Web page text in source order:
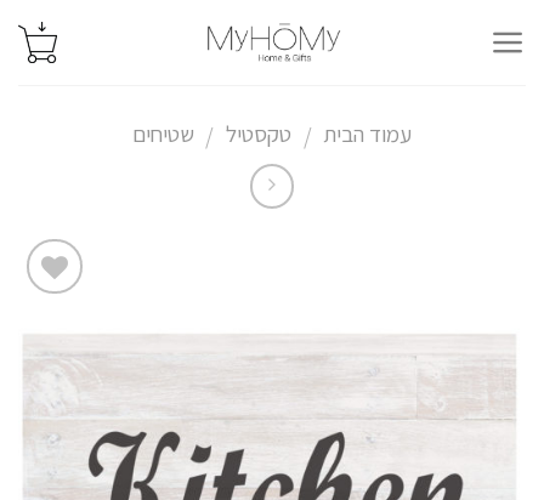
עמוד הבית / טקסטיל / שטיחים
לרשימת
המשאלות